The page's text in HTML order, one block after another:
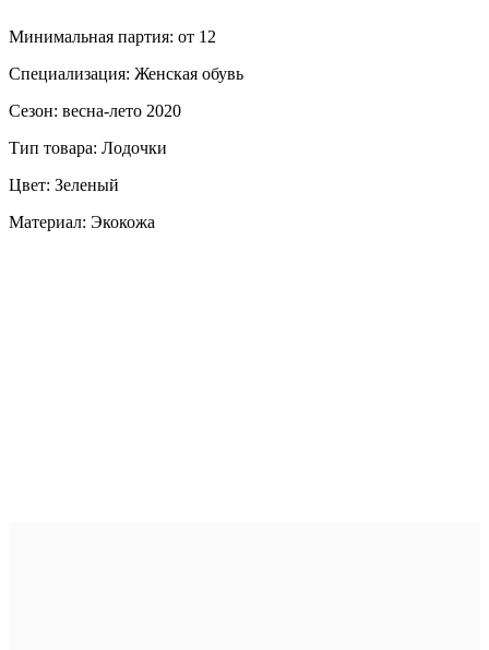
Минимальная партия: от 12
Специализация: Женская обувь
Сезон: весна-лето 2020
Тип товара: Лодочки
Цвет: Зеленый
Материал: Экокожа